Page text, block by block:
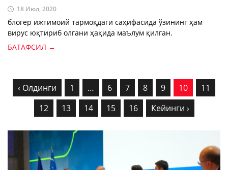
18 Июл, 2020
блогер ижтимоий тармоқдаги саҳифасида ўзининг ҳам
вирус юқтириб олгани ҳақида маълум қилган.
БАТАФСИЛ →
‹ Олдинги 1 … 6 7 8 9 10
11
12
13 14 15 16 Кейинги ›